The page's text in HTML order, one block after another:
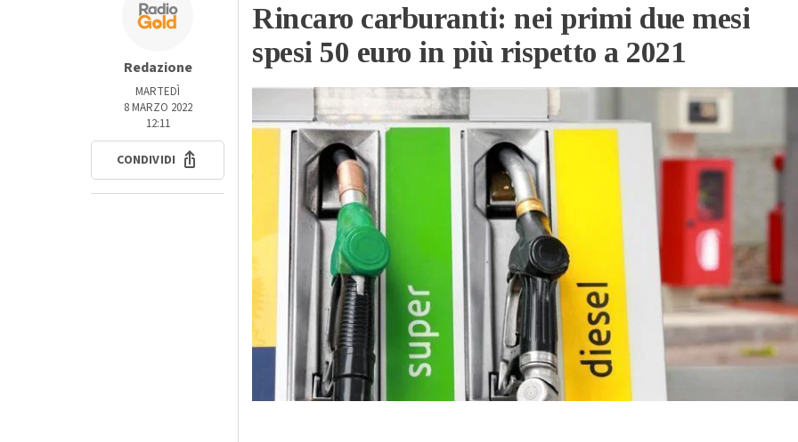
Redazione
MARTEDÌ
8 MARZO 2022
12:11
CONDIVIDI
Rincaro carburanti: nei primi due mesi
spesi 50 euro in più rispetto a 2021